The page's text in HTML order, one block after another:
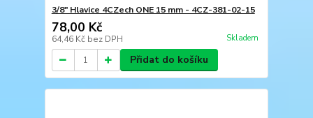
3/8" Hlavice 4CZech ONE 15 mm - 4CZ-381-02-15
78,00 Kč
64,46 Kč bez DPH Skladem
Přidat do košíku